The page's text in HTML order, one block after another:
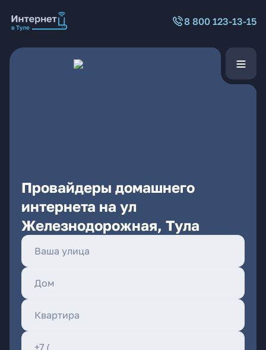
8 800 123-13-15
Провайдеры домашнего
интернета на ул
Железнодорожная, Тула